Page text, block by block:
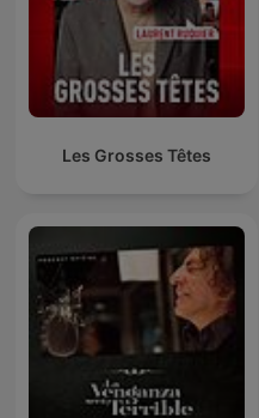
Les Grosses Têtes